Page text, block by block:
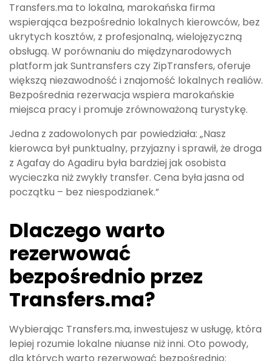
Transfers.ma to lokalna, marokańska firma
wspierająca bezpośrednio lokalnych kierowców, bez
ukrytych kosztów, z profesjonalną, wielojęzyczną
obsługą. W porównaniu do międzynarodowych
platform jak Suntransfers czy ZipTransfers, oferuje
większą niezawodność i znajomość lokalnych realiów.
Bezpośrednia rezerwacja wspiera marokańskie
miejsca pracy i promuje zrównoważoną turystykę.
Jedna z zadowolonych par powiedziała: „Nasz
kierowca był punktualny, przyjazny i sprawił, że droga
z Agafay do Agadiru była bardziej jak osobista
wycieczka niż zwykły transfer. Cena była jasna od
początku – bez niespodzianek.”
Dlaczego warto
rezerwować
bezpośrednio przez
Transfers.ma?
Wybierając Transfers.ma, inwestujesz w usługę, która
lepiej rozumie lokalne niuanse niż inni. Oto powody,
dla których warto rezerwować bezpośrednio: